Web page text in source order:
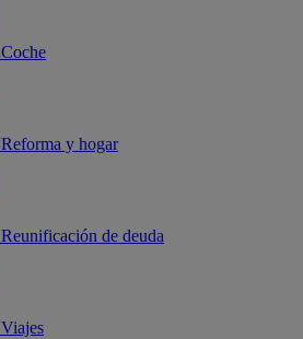
Coche
Reforma y hogar
Reunificación de deuda
Viajes